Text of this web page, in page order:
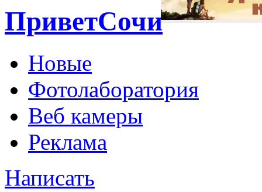
ПриветСочи
Новые
Фотолаборатория
Веб камеры
Реклама
Написать